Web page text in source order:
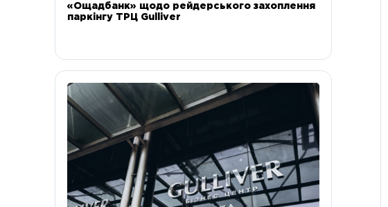
«Ощадбанк» щодо рейдерського захоплення
паркінгу ТРЦ Gulliver